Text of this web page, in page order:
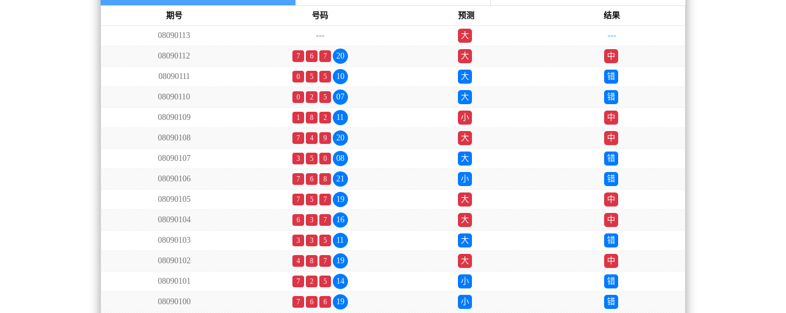
期号 号码 预测 结果
08090113 ---
大
双
---
08090112 7 6 7 20 大 中
08090111 0 5 5 10 大 错
08090110 0 2 5 07 大 错
08090109 1 8 2 11 小 中
08090108 7 4 9 20 大 中
08090107 3 5 0 08 大 错
08090106 7 6 8 21 小 错
08090105 7 5 7 19 大 中
08090104 6 3 7 16 大 中
08090103 3 3 5 11 大 错
08090102 4 8 7 19 大 中
08090101 7 2 5 14 小 错
08090100 7 6 6 19 小 错